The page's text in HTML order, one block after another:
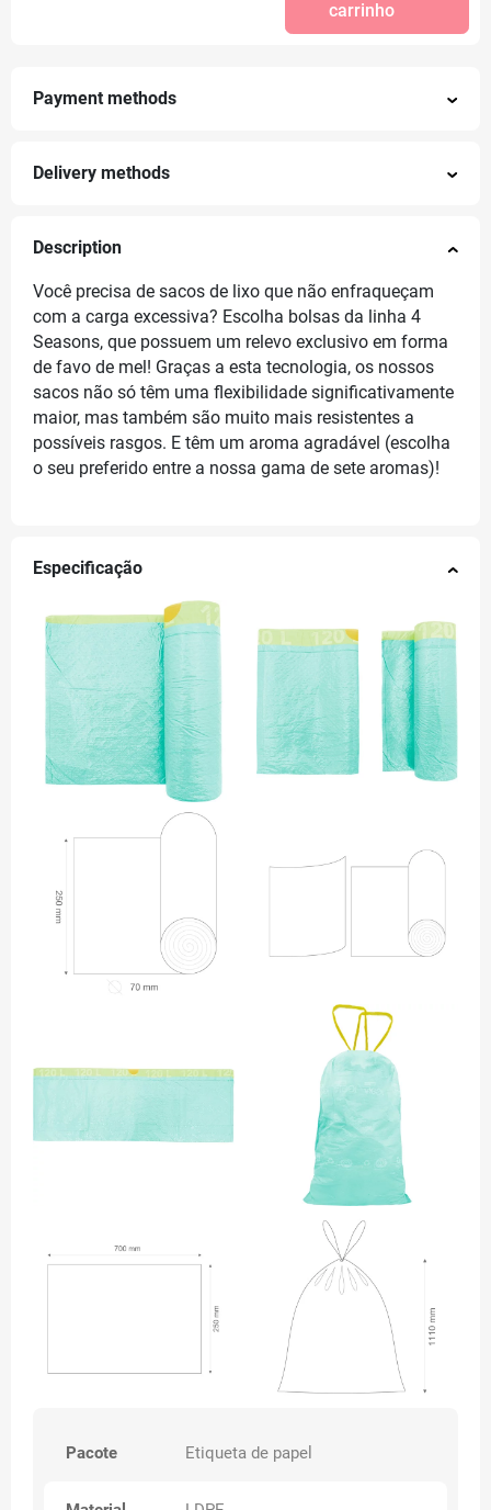
carrinho
Payment methods
Delivery methods
Description
Você precisa de sacos de lixo que não enfraqueçam
com a carga excessiva? Escolha bolsas da linha 4
Seasons, que possuem um relevo exclusivo em forma
de favo de mel! Graças a esta tecnologia, os nossos
sacos não só têm uma flexibilidade significativamente
maior, mas também são muito mais resistentes a
possíveis rasgos. E têm um aroma agradável (escolha
o seu preferido entre a nossa gama de sete aromas)!
Especificação
Pacote Etiqueta de papel